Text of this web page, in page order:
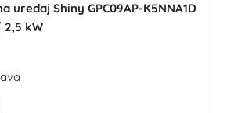
uređaj Shiny GPC09AP-K5NNA1D
2,5 kW